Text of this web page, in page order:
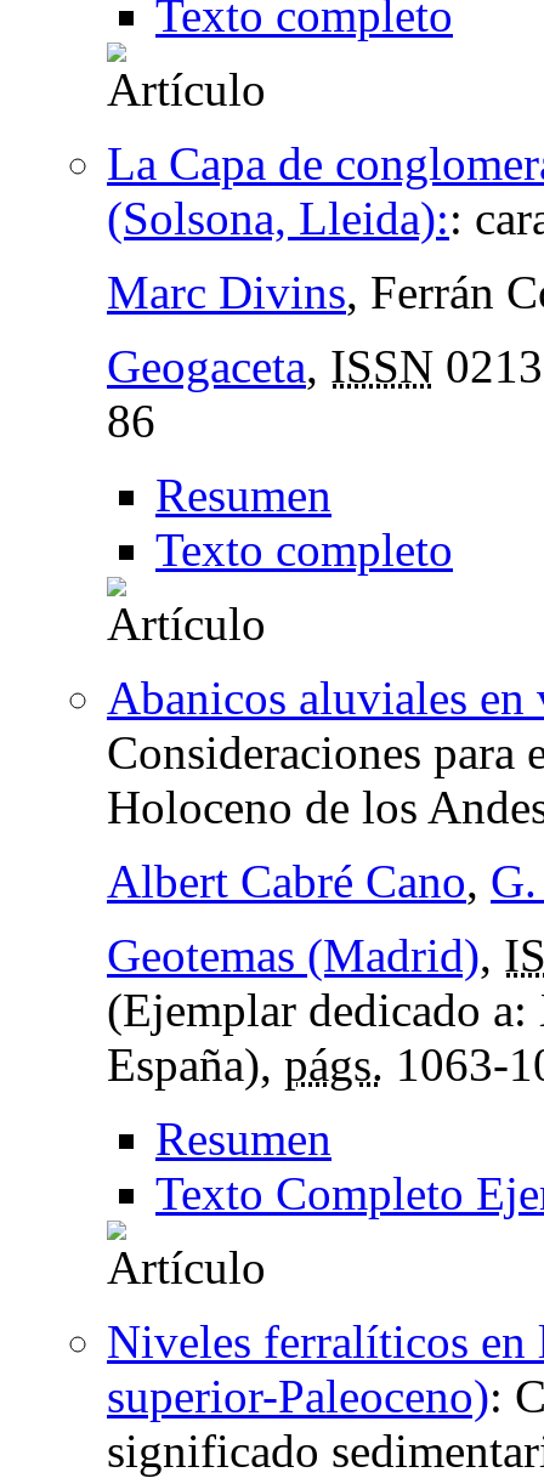
Texto completo
La Capa de
(Solsona, Lleida)::
Marc Divins, Ferrán
Geogaceta, ISSN
86
Resumen
Texto completo
Abanicos aluviales en
Consideraciones
Holoceno de los
Albert Cabré Cano,
Geotemas (Madrid),
(Ejemplar dedicado
España), págs. 1063-
Resumen
Texto Completo
Niveles ferralíticos en
superior-Paleoceno):
significado